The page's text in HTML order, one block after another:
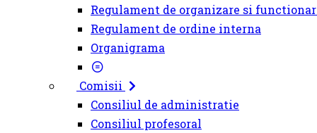
Regulament de organizare si
Regulament de ordine interna
Organigrama
Comisii
Consiliul de administratie
Consiliul profesoral